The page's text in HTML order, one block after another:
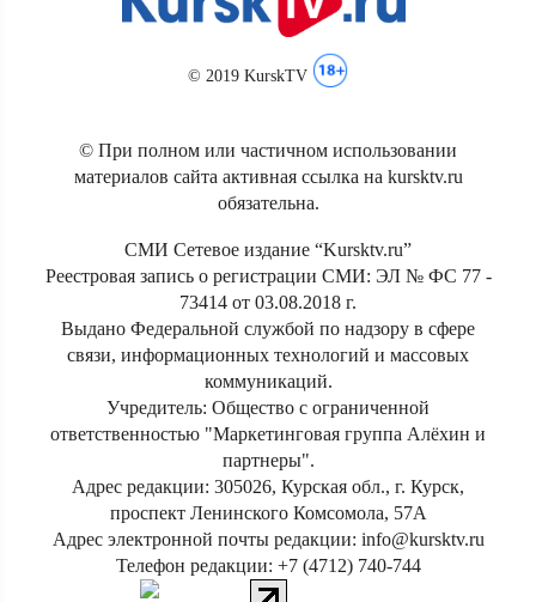
© 2019 KurskTV
© При полном или частичном использовании
материалов сайта активная ссылка на kursktv.ru
обязательна.
СМИ Сетевое издание “Kursktv.ru”
Реестровая запись о регистрации СМИ: ЭЛ № ФС 77 -
73414 от 03.08.2018 г.
Выдано Федеральной службой по надзору в сфере
связи, информационных технологий и массовых
коммуникаций.
Учредитель: Общество с ограниченной
ответственностью "Маркетинговая группа Алёхин и
партнеры".
Адрес редакции: 305026, Курская обл., г. Курск,
проспект Ленинского Комсомола, 57А
Адрес электронной почты редакции: info@kursktv.ru
Телефон редакции: +7 (4712) 740-744